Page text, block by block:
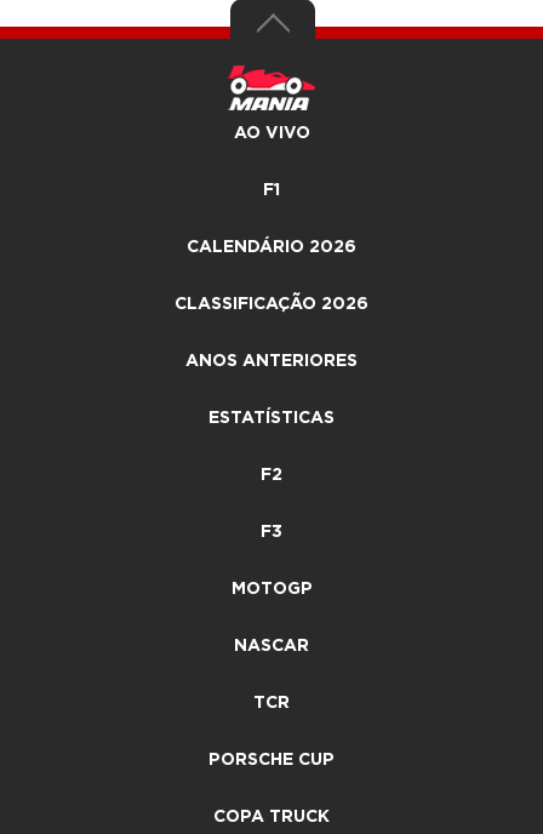
AO VIVO
F1
CALENDÁRIO 2026
CLASSIFICAÇÃO 2026
ANOS ANTERIORES
ESTATÍSTICAS
F2
F3
MOTOGP
NASCAR
TCR
PORSCHE CUP
COPA TRUCK